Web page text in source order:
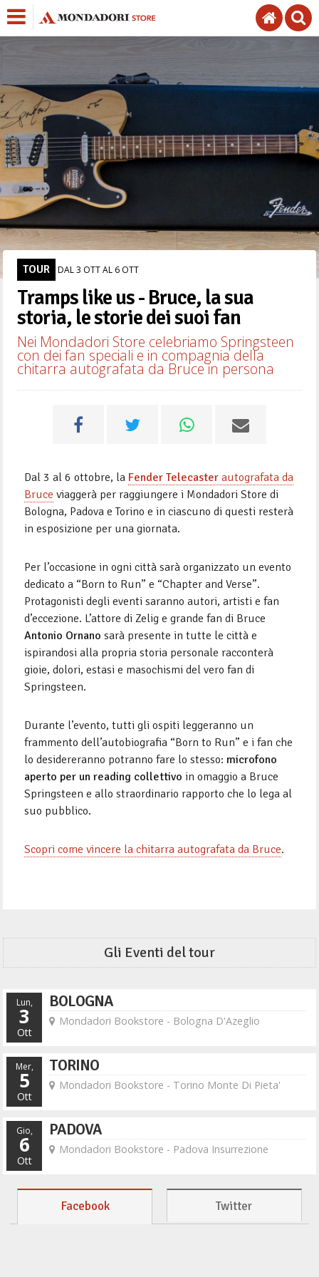
TOUR DAL 3 OTT AL 6 OTT
Tramps like us - Bruce, la sua
storia, le storie dei suoi fan
Nei Mondadori Store celebriamo Springsteen
con dei fan speciali e in compagnia della
chitarra autografata da Bruce in persona
Dal 3 al 6 ottobre, la Fender Telecasterautografata da
Bruce viaggerà per raggiungere i Mondadori Store di
Bologna, Padova e Torino e in ciascuno di questi resterà
in esposizione per una giornata.
Per l’occasione in ogni città sarà organizzato un evento
dedicato a “Born to Run” e “Chapter and Verse”.
Protagonisti degli eventi saranno autori, artisti e fan
d’eccezione. L’attore di Zelig e grande fan di Bruce
Antonio Ornanosarà presente in tutte le città e
ispirandosi alla propria storia personale racconterà
gioie, dolori, estasi e masochismi del vero fan di
Springsteen.
Durante l’evento, tutti gli ospiti leggeranno un
frammento dell’autobiografia “Born to Run” e i fan che
lo desidereranno potranno fare lo stesso: microfono
aperto per un reading collettivo in omaggio a Bruce
Springsteen e allo straordinario rapporto che lo lega al
suo pubblico.
Scopri come vincere la chitarra autografata da Bruce.
Gli Eventi del tour
Lun,
3
Ott
BOLOGNA
Mondadori Bookstore - Bologna D'Azeglio
Mer,
5
Ott
TORINO
Mondadori Bookstore - Torino Monte Di Pieta'
Gio,
6
Ott
PADOVA
Mondadori Bookstore - Padova Insurrezione
Facebook Twitter